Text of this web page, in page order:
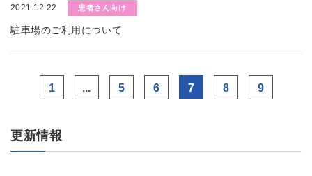
2021.12.22 患者さん向け
駐車場のご利用について
1 ... 5 6 7 8 9
更新情報